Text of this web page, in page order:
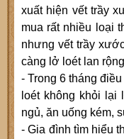
xuất hiện vết trầy
mua rất nhiều loại
nhưng vết trầy
càng lở loét lan
- Trong 6 tháng
loét không khỏi lại
ngủ, ăn uống kém,
- Gia đình tìm hiểu